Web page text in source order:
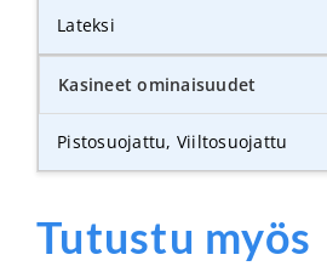
Lateksi
Kasineet ominaisuudet
Pistosuojattu, Viiltosuojattu
Tutustu myös